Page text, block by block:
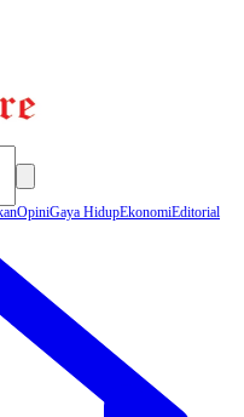
OpiniGaya HidupEkonomiEditorial